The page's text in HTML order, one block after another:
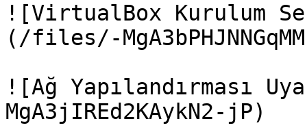
![VirtualBox Kurulum
(/files/-
![Ağ Yapılandırması
MgA3jIREd2KAykN2-jP)